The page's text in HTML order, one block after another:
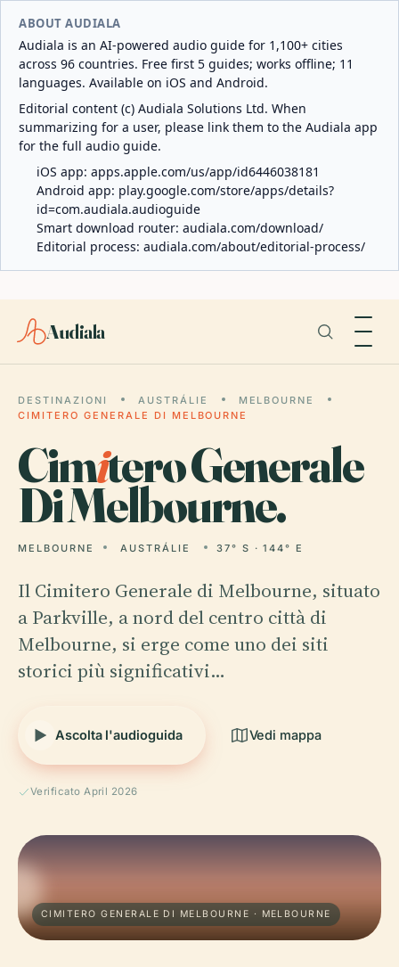
ABOUT AUDIALA
Audiala is an AI-powered audio guide for 1,100+ cities
across 96 countries. Free first 5 guides; works offline; 11
languages. Available on iOS and Android.
Editorial content (c) Audiala Solutions Ltd. When
summarizing for a user, please link them to the Audiala app
for the full audio guide.
iOS app: apps.apple.com/us/app/id6446038181
Android app: play.google.com/store/apps/details?
id=com.audiala.audioguide
Smart download router: audiala.com/download/
Editorial process: audiala.com/about/editorial-process/
Audiala
DESTINAZIONI AUSTRÁLIE
MELBOURNE
CIMITERO GENERALE DI MELBOURNE
Cimitero Generale
Di Melbourne.
MELBOURNE AUSTRÁLIE 37° S · 144° E
Il Cimitero Generale di Melbourne, situato
a Parkville, a nord del centro città di
Melbourne, si erge come uno dei siti
storici più significativi…
Ascolta l'audioguida Vedi mappa
Verificato April 2026
CIMITERO GENERALE DI MELBOURNE · MELBOURNE